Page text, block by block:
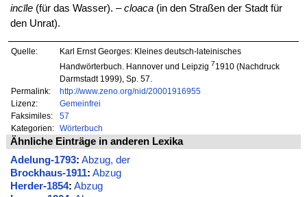
incīle(für das Wasser). –cloaca(in den Straßen der Stadt für
den Unrat).
Quelle:
Karl Ernst Georges: Kleines deutsch-lateinisches
Handwörterbuch. Hannover und Leipzig 71910 (Nachdruck
Darmstadt 1999), Sp. 57.
Permalink:
http://www.zeno.org/nid/20001916955
Lizenz:
Gemeinfrei
Faksimiles:
57
Kategorien:
Wörterbuch
Ähnliche Einträge in anderen Lexika
Adelung-1793: Abzug, der
Brockhaus-1911: Abzug
Herder-1854: Abzug